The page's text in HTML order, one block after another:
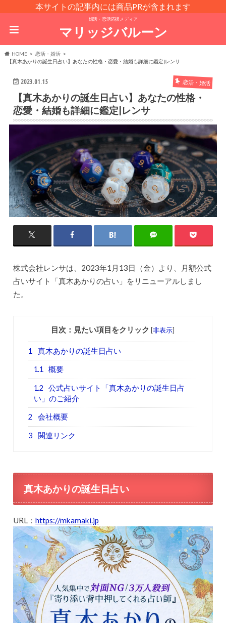
本サイトの記事内には商品PRが含まれます
婚活・恋活応援メディア
マリッジバルーン
HOME
恋活・婚活
【真木あかりの誕生日占い】あなたの性格・恋愛・結婚も詳細に鑑定|レンサ
2023.01.15 恋活・婚活
【真木あかりの誕生日占い】あなたの性格・
恋愛・結婚も詳細に鑑定|レンサ
株式会社レンサは、2023年1月13日（金）より、月額公式
占いサイト「真木あかりの占い」をリニューアルしまし
た。
目次：見たい項目をクリック [非表示]
1 真木あかりの誕生日占い
1.1 概要
1.2
公式占いサイト「真木あかりの誕生日占
い」のご紹介
2 会社概要
3 関連リンク
真木あかりの誕生日占い
URL：https://mkamaki.jp